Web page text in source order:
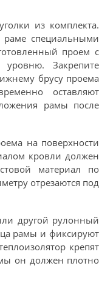
из комплекта.
специальными
проем с
Закрепите
брусу проема
оставляют
рамы после
на поверхности
кровли должен
материал по
отрезаются под
другой рулонный
рамы и фиксируют
крепят
он должен плотно